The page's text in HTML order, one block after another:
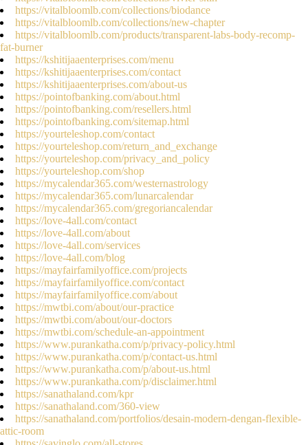
https://vitalbloomlb.com/collections/biodance
https://vitalbloomlb.com/collections/new-chapter
https://vitalbloomlb.com/products/transparent-labs-body-recomp-
fat-burner
https://kshitijaaenterprises.com/menu
https://kshitijaaenterprises.com/contact
https://kshitijaaenterprises.com/about-us
https://pointofbanking.com/about.html
https://pointofbanking.com/resellers.html
https://pointofbanking.com/sitemap.html
https://yourteleshop.com/contact
https://yourteleshop.com/return_and_exchange
https://yourteleshop.com/privacy_and_policy
https://yourteleshop.com/shop
https://mycalendar365.com/westernastrology
https://mycalendar365.com/lunarcalendar
https://mycalendar365.com/gregoriancalendar
https://love-4all.com/contact
https://love-4all.com/about
https://love-4all.com/services
https://love-4all.com/blog
https://mayfairfamilyoffice.com/projects
https://mayfairfamilyoffice.com/contact
https://mayfairfamilyoffice.com/about
https://mwtbi.com/about/our-practice
https://mwtbi.com/about/our-doctors
https://mwtbi.com/schedule-an-appointment
https://www.purankatha.com/p/privacy-policy.html
https://www.purankatha.com/p/contact-us.html
https://www.purankatha.com/p/about-us.html
https://www.purankatha.com/p/disclaimer.html
https://sanathaland.com/kpr
https://sanathaland.com/360-view
https://sanathaland.com/portfolios/desain-modern-dengan-flexible-
attic-room